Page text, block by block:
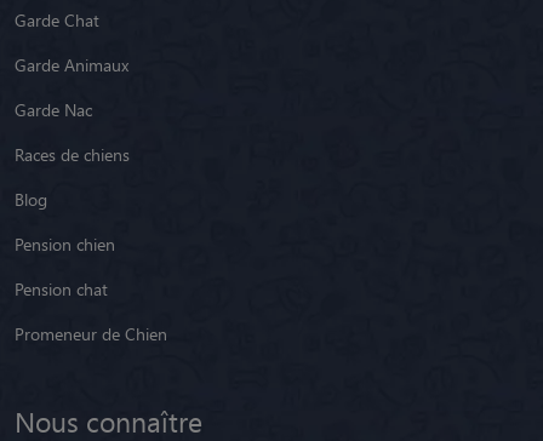
Garde Chat
Garde Animaux
Garde Nac
Races de chiens
Blog
Pension chien
Pension chat
Promeneur de Chien
Nous connaître